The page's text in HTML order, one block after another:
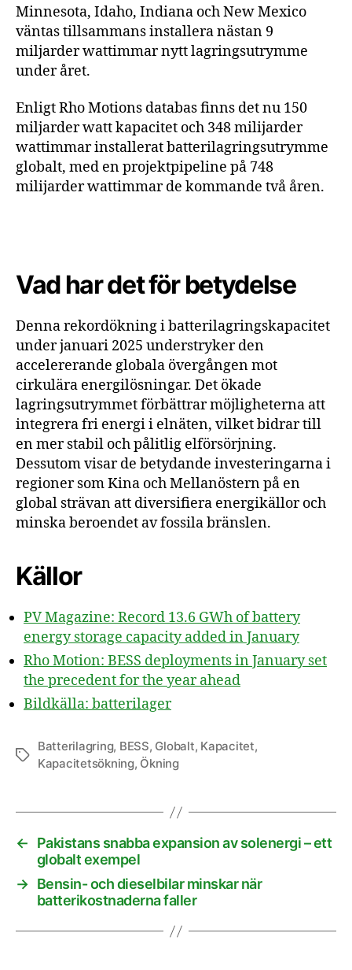
Minnesota, Idaho, Indiana och New Mexico
väntas tillsammans installera nästan 9
miljarder wattimmar nytt lagringsutrymme
under året.
Enligt Rho Motions databas finns det nu 150
miljarder watt kapacitet och 348 milijarder
wattimmar installerat batterilagringsutrymme
globalt, med en projektpipeline på 748
milijarder wattimmar de kommande två åren.
Vad har det för betydelse
Denna rekordökning i batterilagringskapacitet
under januari 2025 understryker den
accelererande globala övergången mot
cirkulära energilösningar. Det ökade
lagringsutrymmet förbättrar möjligheterna att
integrera fri energi i elnäten, vilket bidrar till
en mer stabil och pålitlig elförsörjning.
Dessutom visar de betydande investeringarna i
regioner som Kina och Mellanöstern på en
global strävan att diversifiera energikällor och
minska beroendet av fossila bränslen.
Källor
PV Magazine: Record 13.6 GWh of battery
energy storage capacity added in January
Rho Motion: BESS deployments in January set
the precedent for the year ahead
Bildkälla: batterilager
Etiketter
Batterilagring, BESS, Globalt, Kapacitet,
Kapacitetsökning, Ökning
←
Pakistans snabba expansion av solenergi – ett
globalt exempel
→ Bensin- och dieselbilar minskar när
batterikostnaderna faller